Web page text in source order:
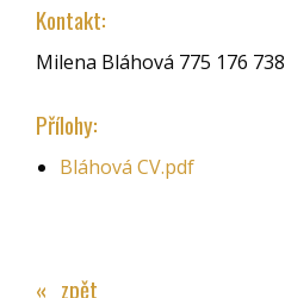
Kontakt:
Milena Bláhová 775 176 738
Přílohy:
Bláhová CV.pdf
« zpět